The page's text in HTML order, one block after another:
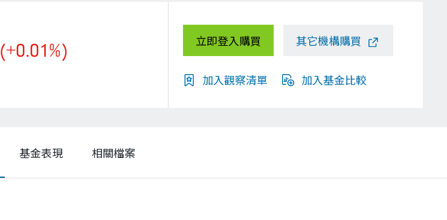
(+0.01%) 立即登入購買 其它機構購買
加入觀察清單 加入基金比較
基金表現 相關檔案